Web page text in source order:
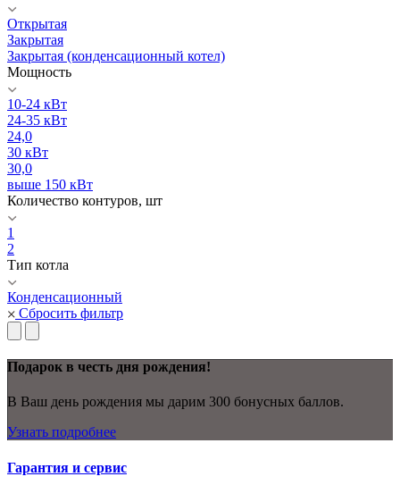
Открытая
Закрытая
Закрытая (конденсационный котел)
Мощность
10-24 кВт
24-35 кВт
24,0
30 кВт
30,0
выше 150 кВт
Количество контуров, шт
1
2
Тип котла
Конденсационный
Сбросить фильтр
Подарок в честь дня рождения!
В Ваш день рождения мы дарим 300 бонусных баллов.
Узнать подробнее
Гарантия и сервис